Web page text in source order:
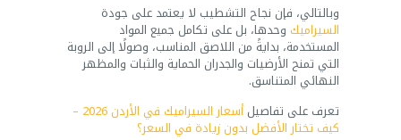
وبالتالي، فإن نجاح التشطيب لا يعتمد على جودة
السيراميك وحدها، بل على تكامل جميع المواد
المستخدمة، بدايةً من اللاصق المناسب، وصولًا إلى الروبة
التي تمنح الأرضيات والجدران الحماية والثبات والمظهر
النهائي المتناسق.
تعرف على تفاصيل
أسعار السيراميك في الأردن 2026 –
كيف تختار الأفضل بدون زيادة في السعر؟